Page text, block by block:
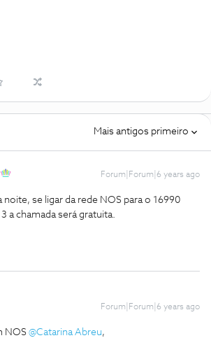
Mais antigos primeiro
Forum|Forum|6 years ago
noite, se ligar da rede NOS para o 16990
a chamada será gratuita.
Forum|Forum|6 years ago
NOS @Catarina Abreu,